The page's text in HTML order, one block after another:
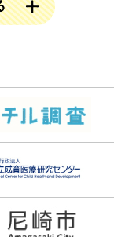
リスマス
ンジゴー
ック当て
かえクイズ
れクイズ